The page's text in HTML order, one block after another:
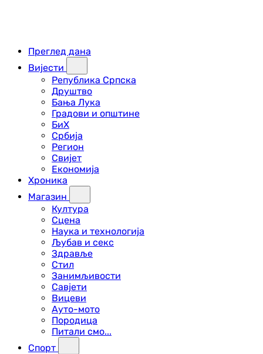
Преглед дана
Вијести
Република Српска
Друштво
Бања Лука
Градови и општине
БиХ
Србија
Регион
Свијет
Економија
Хроника
Магазин
Култура
Сцена
Наука и технологија
Љубав и секс
Здравље
Стил
Занимљивости
Савјети
Вицеви
Ауто-мото
Породица
Питали смо...
Спорт